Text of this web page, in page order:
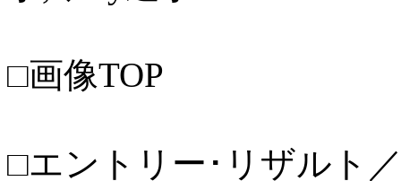
□画像TOP
□エントリー･リザルト